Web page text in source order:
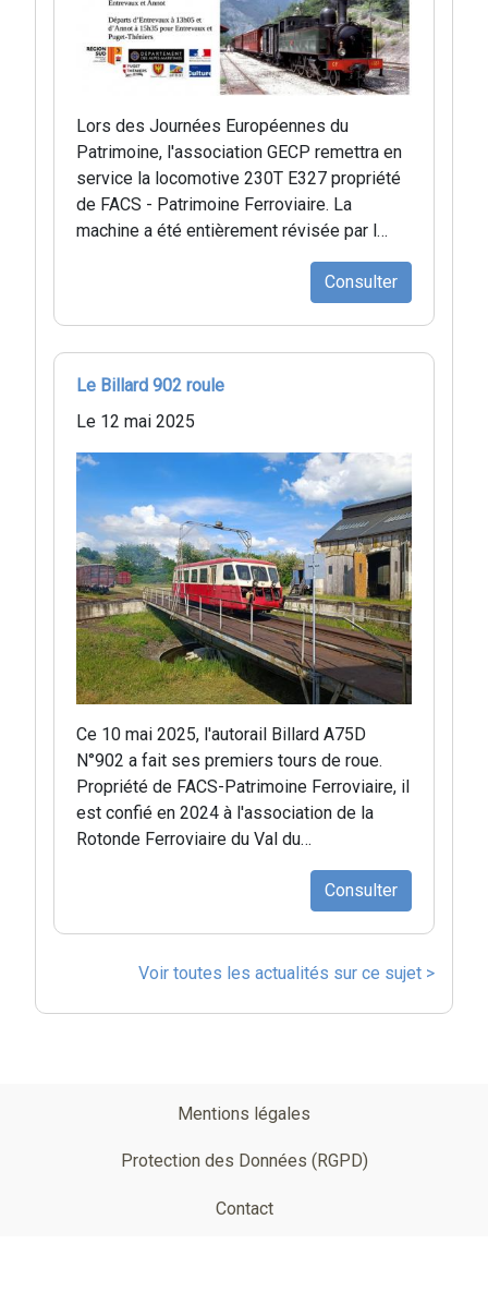
Lors des Journées Européennes du
Patrimoine, l'association GECP remettra en
service la locomotive 230T E327 propriété
de FACS - Patrimoine Ferroviaire. La
machine a été entièrement révisée par l…
Consulter
Le Billard 902 roule
Le 12 mai 2025
Ce 10 mai 2025, l'autorail Billard A75D
N°902 a fait ses premiers tours de roue.
Propriété de FACS-Patrimoine Ferroviaire, il
est confié en 2024 à l'association de la
Rotonde Ferroviaire du Val du…
Consulter
Voir toutes les actualités sur ce sujet >
Mentions légales
Protection des Données (RGPD)
Contact